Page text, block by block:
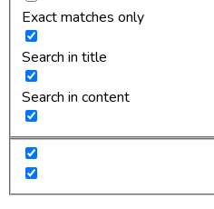
Exact matches only
Search in title
Search in content